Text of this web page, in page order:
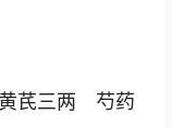
芪三两 芍药